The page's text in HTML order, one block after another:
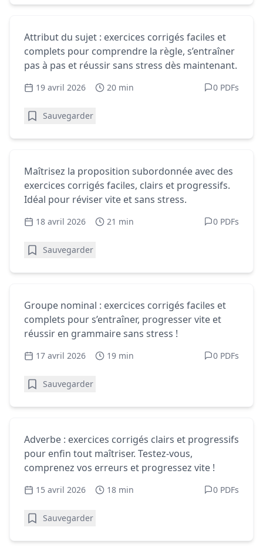
Homophones - Exercices gratuits
Attribut du sujet : exercices corrigés
faciles et complets
Attribut du sujet : exercices corrigés faciles et
complets pour comprendre la règle, s’entraîner
pas à pas et réussir sans stress dès maintenant.
19 avril 2026 20 min 0 PDFs
Sauvegarder
Homophones - Exercices gratuits
Proposition subordonnée : exercices
corrigés faciles
Maîtrisez la proposition subordonnée avec des
exercices corrigés faciles, clairs et progressifs.
Idéal pour réviser vite et sans stress.
18 avril 2026 21 min 0 PDFs
Sauvegarder
Homophones - Exercices gratuits
Groupe nominal : exercices corrigés
faciles et complets
Groupe nominal : exercices corrigés faciles et
complets pour s’entraîner, progresser vite et
réussir en grammaire sans stress !
17 avril 2026 19 min 0 PDFs
Sauvegarder
Homophones - Exercices gratuits
Adverbe : exercices corrigés pour enfin
tout maîtriser
Adverbe : exercices corrigés clairs et progressifs
pour enfin tout maîtriser. Testez-vous,
comprenez vos erreurs et progressez vite !
15 avril 2026 18 min 0 PDFs
Sauvegarder